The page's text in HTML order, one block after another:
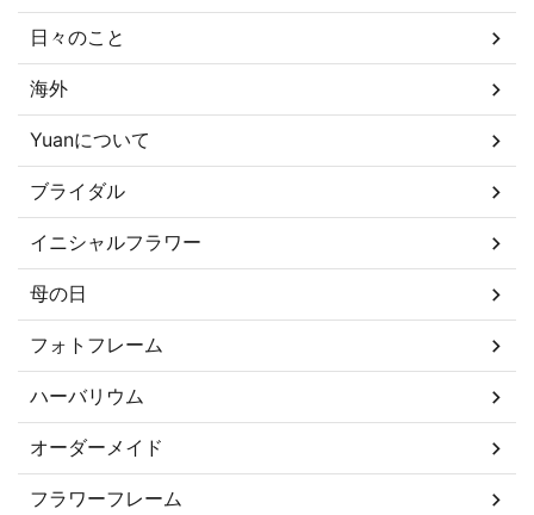
日々のこと
海外
Yuanについて
ブライダル
イニシャルフラワー
母の日
フォトフレーム
ハーバリウム
オーダーメイド
フラワーフレーム